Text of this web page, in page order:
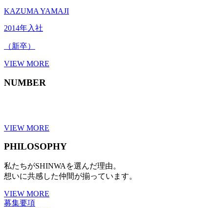
KAZUMA YAMAJI
2014年入社
（新卒）
VIEW MORE
NUMBER
VIEW MORE
PHILOSOPHY
私たちがSHINWAを選んだ理由。
想いに共感した仲間が揃っています。
VIEW MORE
募集要項